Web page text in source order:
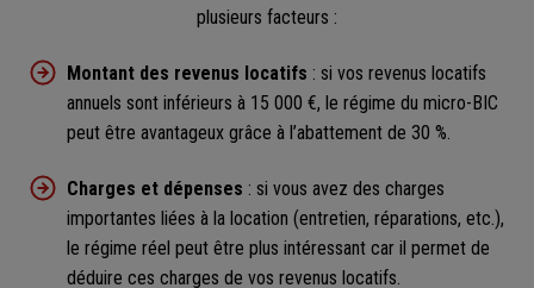
plusieurs facteurs :
Montant des revenus locatifs : si vos revenus locatifs
annuels sont inférieurs à 15 000 €, le régime du micro-BIC
peut être avantageux grâce à l’abattement de 30 %.
Charges et dépenses : si vous avez des charges
importantes liées à la location (entretien, réparations, etc.),
le régime réel peut être plus intéressant car il permet de
déduire ces charges de vos revenus locatifs.